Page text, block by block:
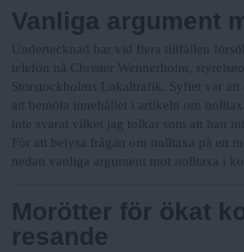
Vanliga argument
Undertecknad har vid flera tillfällen
telefon nå Christer Wennerholm,
Storstockholms Lokaltrafik. Syftet var att
att bemöta innehållet i artikeln om
inte svarat vilket jag tolkar som att han
För att belysa frågan om nolltaxa på ett
nedan vanliga argument mot nolltaxa i
Morötter för ökat
resande